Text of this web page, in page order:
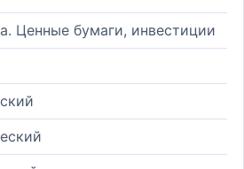
Ценные бумаги, инвестиции